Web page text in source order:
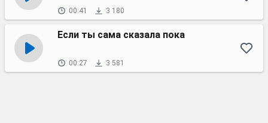
00:41 3 180
Если ты сама сказала пока
00:27 3 581